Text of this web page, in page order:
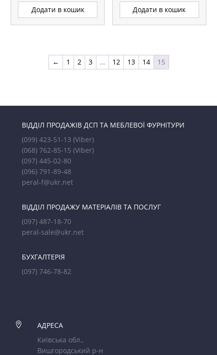
Додати в кошик Додати в кошик
← 1 2 3 … 12 13 14 15
ВІДДІЛ ПРОДАЖІВ ДСП ТА МЕБЛЕВОЇ ФУРНІТУРИ
(099) 423-51-13 (Viber)
(068) 762-85-15 (Viber)
(097) 445-02-80
(096) 791-89-48
peral-f@ukr.net
ВІДДІЛ ПРОДАЖУ МАТЕРІАЛІВ ТА ПОСЛУГ
(097) 487-18-70
peral-sale@ukr.net
БУХГАЛТЕРІЯ
(097) 746-78-82

АДРЕСА
Київська обл.,
Вишгородський р-н